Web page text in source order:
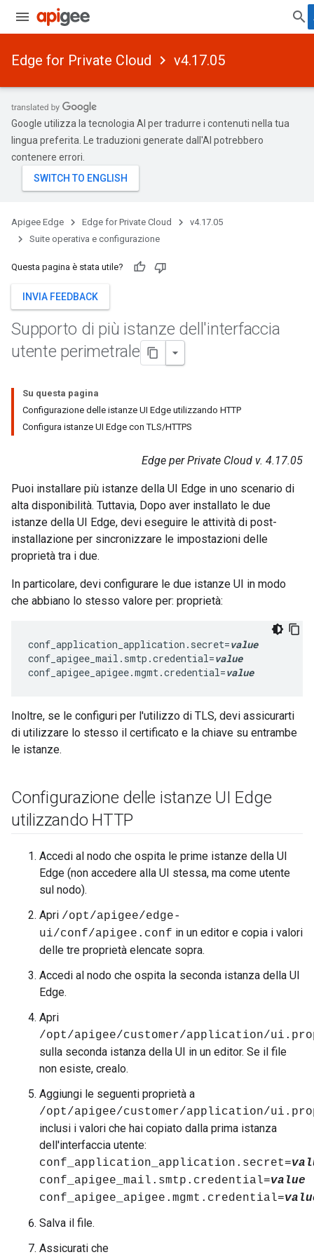
Edge for Private Cloud v4.17.05
Google utilizza la tecnologia AI per tradurre i contenuti nella tua
lingua preferita. Le traduzioni generate dall'AI potrebbero
contenere errori.
Apigee Edge Edge for Private Cloud
v4.17.05
Suite operativa e configurazione
Questa pagina è stata utile?
INVIA FEEDBACK
Supporto di più istanze dell'interfaccia
utente perimetrale
Su questa pagina
Configurazione delle istanze UI Edge utilizzando HTTP
Configura istanze UI Edge con TLS/HTTPS
Edge per Private Cloud v. 4.17.05
Puoi installare più istanze della UI Edge in uno scenario di
alta disponibilità. Tuttavia, Dopo aver installato le due
istanze della UI Edge, devi eseguire le attività di post-
installazione per sincronizzare le impostazioni delle
proprietà tra i due.
In particolare, devi configurare le due istanze UI in modo
che abbiano lo stesso valore per: proprietà:
conf_application_application.secret=value
conf_apigee_mail.smtp.credential=value
conf_apigee_apigee.mgmt.credential=value
Inoltre, se le configuri per l'utilizzo di TLS, devi assicurarti
di utilizzare lo stesso il certificato e la chiave su entrambe
le istanze.
Configurazione delle istanze UI Edge
utilizzando HTTP
Accedi al nodo che ospita le prime istanze della UI
Edge (non accedere alla UI stessa, ma come utente
sul nodo).
Apri /opt/apigee/edge-
ui/conf/apigee.conf in un editor e copia i valori
delle tre proprietà elencate sopra.
Accedi al nodo che ospita la seconda istanza della UI
Edge.
Apri
/opt/apigee/customer/application/
sulla seconda istanza della UI in un editor. Se il file
non esiste, crealo.
Aggiungi le seguenti proprietà a
/opt/apigee/customer/application/
inclusi i valori che hai copiato dalla prima istanza
dell'interfaccia utente:
conf_application_application.secret=
conf_apigee_mail.smtp.credential=value
conf_apigee_apigee.mgmt.credential=
Salva il file.
Assicurati che